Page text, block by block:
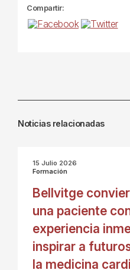
Compartir:
Noticias relacionadas
15 Julio 2026
Formación
Bellvitge
una paciente
experiencia
inspirar a
la medicina